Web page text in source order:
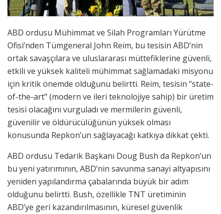
ABD ordusu Mühimmat ve Silah Programları Yürütme
Ofisi’nden Tümgeneral John Reim, bu tesisin ABD’nin
ortak savaşçılara ve uluslararası müttefiklerine güvenli,
etkili ve yüksek kaliteli mühimmat sağlamadaki misyonu
için kritik önemde olduğunu belirtti. Reim, tesisin “state-
of-the-art” (modern ve ileri teknolojiye sahip) bir üretim
tesisi olacağını vurguladı ve mermilerin güvenli,
güvenilir ve öldürücülüğünün yüksek olması
konusunda Repkon’un sağlayacağı katkıya dikkat çekti.
ABD ordusu Tedarik Başkanı Doug Bush da Repkon’un
bu yeni yatırımının, ABD’nin savunma sanayi altyapısını
yeniden yapılandırma çabalarında büyük bir adım
olduğunu belirtti. Bush, özellikle TNT üretiminin
ABD’ye geri kazandırılmasının, küresel güvenlik